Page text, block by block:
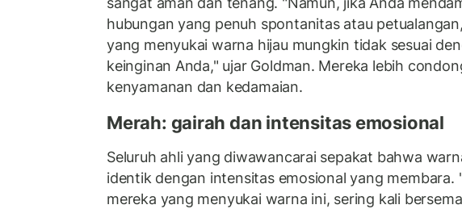
hubungan yang penuh spontanitas atau
yang menyukai warna hijau mungkin tidak sesuai
keinginan Anda," ujar Goldman. Mereka lebih
kenyamanan dan kedamaian.
Merah: gairah dan intensitas emosional
Seluruh ahli yang diwawancarai sepakat bahwa
identik dengan intensitas emosional yang membara.
mereka yang menyukai warna ini, sering kali